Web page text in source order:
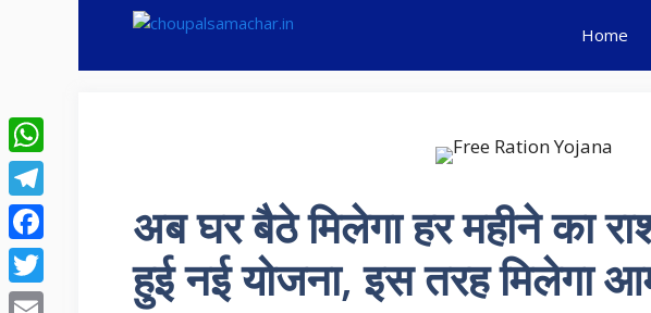
Home
अब घर बैठे मिलेगा हर महीने का
हुई नई योजना, इस तरह मिलेगा
WhatsApp
Telegram
Facebook
Twitter